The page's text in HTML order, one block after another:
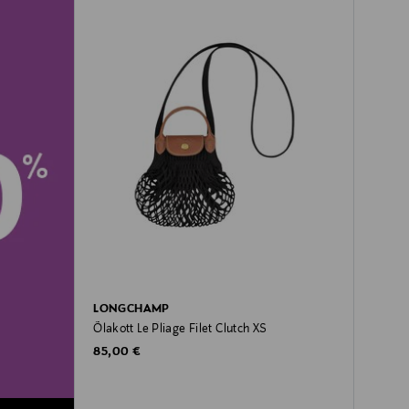
LONGCHAMP
Õlakott Le Pliage Filet Clutch XS
Original Price
85,00 €